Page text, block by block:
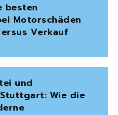
besten
Motorschäden
Verkauf
und
Wie die